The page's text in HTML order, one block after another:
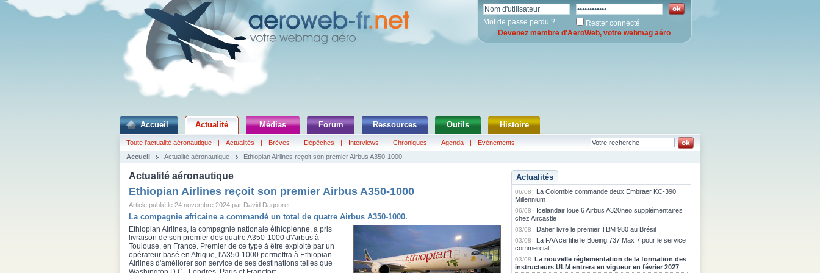
Mot de passe perdu ?
Rester connecté
Devenez membre d'AeroWeb, votre webmag aéro
Accueil Actualité Médias Forum Ressources Outils Histoire
Toute l'actualité aéronautique | Actualités | Brèves | Dépêches | Interviews | Chroniques | Agenda |
Evénements
Accueil
Actualité aéronautique Ethiopian Airlines reçoit son premier Airbus A350-1000
Actualité aéronautique
Ethiopian Airlines reçoit son premier Airbus A350-1000
Article publié le 24 novembre 2024 par David Dagouret
La compagnie africaine a commandé un total de quatre Airbus A350-1000.
Ethiopian Airlines, la compagnie nationale éthiopienne, a pris
livraison de son premier des quatre A350-1000 d'Airbus à
Toulouse, en France. Premier de ce type à être exploité par un
opérateur basé en Afrique, l'A350-1000 permettra à Ethiopian
Airlines d'améliorer son service de ses destinations telles que
Actualités
06/08
La Colombie commande deux Embraer KC-390
Millennium
06/08
Icelandair loue 6 Airbus A320neo supplémentaires
chez Aircastle
03/08 Daher livre le premier TBM 980 au Brésil
03/08
La FAA certifie le Boeing 737 Max 7 pour le service
commercial
03/08 La nouvelle réglementation de la formation des
instructeurs ULM entrera en vigueur en février 2027